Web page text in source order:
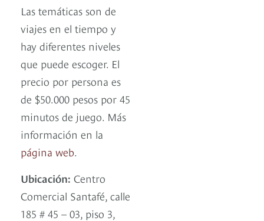
Las temáticas son de
viajes en el tiempo y
hay diferentes niveles
que puede escoger. El
precio por persona es
de $50.000 pesos por 45
minutos de juego. Más
información en la
página web
Ubicación: Centro
Comercial Santafé, calle
185 # 45 – 03, piso 3,